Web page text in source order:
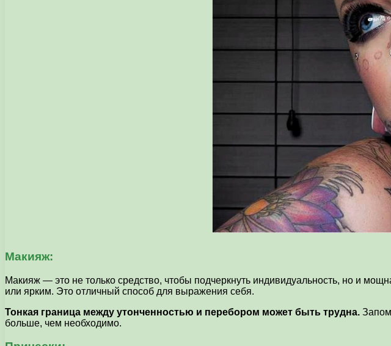
Макияж:
Макияж — это не только средство, чтобы подчеркнуть индивидуальность, но и
или ярким. Это отличный способ для выражения себя.
Тонкая граница между утонченностью и перебором может быть трудна.
больше, чем необходимо.